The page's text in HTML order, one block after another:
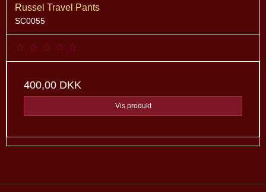
Russel Travel Pants
SC0055
400,00 DKK
Vis produkt